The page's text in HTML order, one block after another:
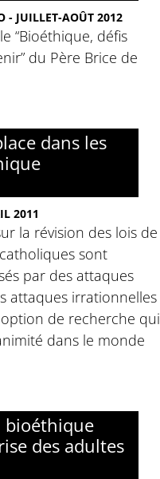
- JUILLET-AOÛT 2012
“Bioéthique, défis
du Père Brice de
dans les
2011
la révision des lois de
sont
par des attaques
attaques irrationnelles
de recherche qui
dans le monde
bioéthique
des adultes